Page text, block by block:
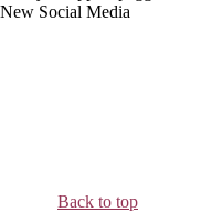
Social Media
Back to top